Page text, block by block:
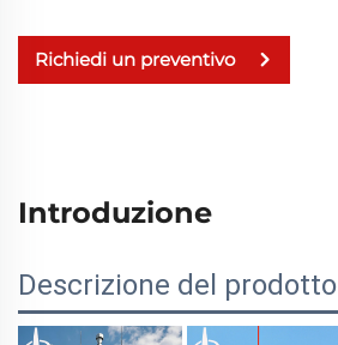
Richiedi un preventivo
Introduzione
Descrizione del prodotto